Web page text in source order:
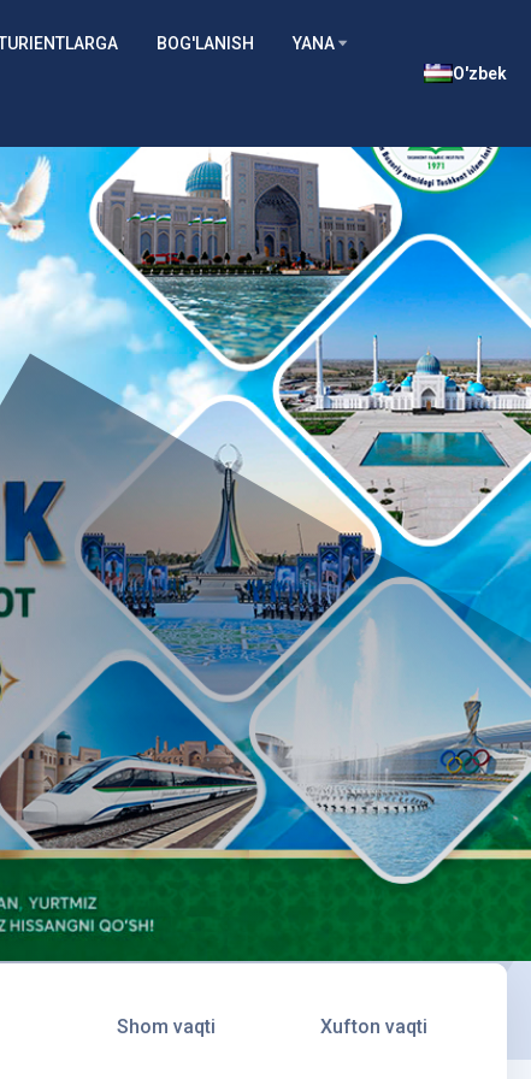
BOG'LANISH YANA
O'zbek
Shom vaqti Xufton vaqti